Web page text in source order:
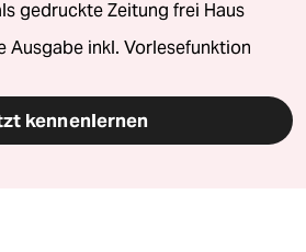
gedruckte Zeitung frei Haus
Ausgabe inkl. Vorlesefunktion
kennenlernen